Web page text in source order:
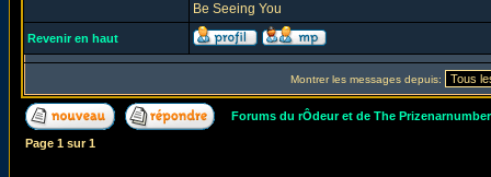
Be Seeing You
Revenir en haut
Montrer les messages depuis:
Forums du rÔdeur et de The
Page 1 sur1